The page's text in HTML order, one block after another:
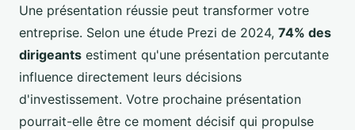
Une présentation réussie peut transformer votre
entreprise. Selon une étude Prezi de 2024, 74% des
dirigeants estiment qu'une présentation percutante
influence directement leurs décisions
d'investissement. Votre prochaine présentation
pourrait-elle être ce moment décisif qui propulse